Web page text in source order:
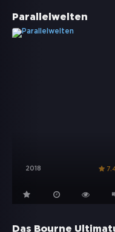
Parallelwelten
2018
Das Bourne